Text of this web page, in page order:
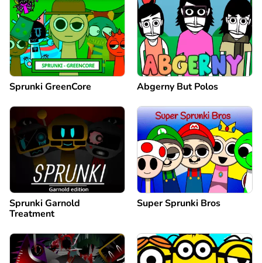
Sprunki GreenCore Abgerny But Polos
Sprunki Garnold
Treatment
Super Sprunki Bros